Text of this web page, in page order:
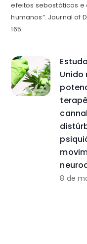
efeitos sebostáticos
humanos”. Journal of
165.
Unido
8 de